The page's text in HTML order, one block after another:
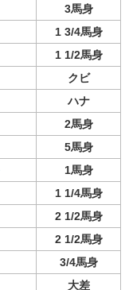
3馬身
1 3/4馬身
1 1/2馬身
クビ
ハナ
2馬身
5馬身
1馬身
1 1/4馬身
2 1/2馬身
2 1/2馬身
3/4馬身
大差